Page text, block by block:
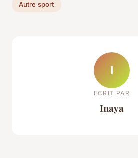
Autre sport
I
ECRIT PAR
Inaya